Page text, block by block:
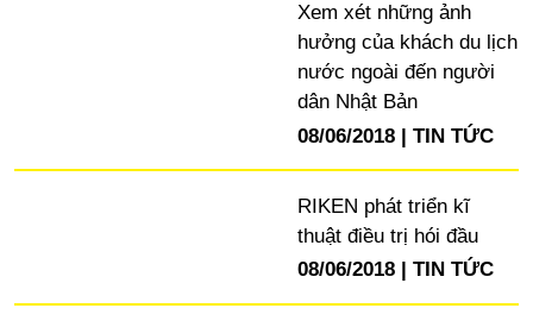
Xem xét những ảnh
hưởng của khách du lịch
nước ngoài đến người
dân Nhật Bản
08/06/2018
TIN TỨC
RIKEN phát triển kĩ
thuật điều trị hói đầu
08/06/2018
TIN TỨC